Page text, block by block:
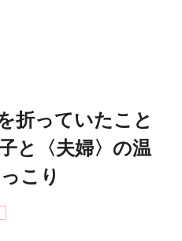
折っていたこと
と〈夫婦〉の温
こり